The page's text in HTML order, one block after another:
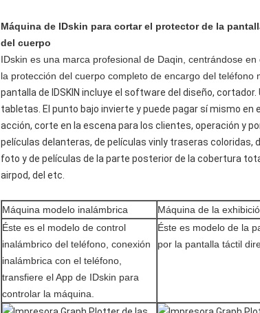
Máquina de IDskin para cortar el protector de la
del cuerpo
IDskin es una marca profesional de Daqin, centrándose
la protección del cuerpo completo de encargo del teléfono
pantalla de IDSKIN incluye el software del diseño,
tabletas. El punto bajo invierte y puede pagar sí mismo en
acción, corte en la escena para los clientes, operación y
películas delanteras, de películas vinly traseras
foto y de películas de la parte posterior de la cobertura
airpod, del etc.
Máquina modelo inalámbrica
Máquina de la
Éste es el modelo de control
inalámbrico del teléfono, conexión
inalámbrica con el teléfono,
transfiere el App de IDskin para
controlar la máquina.
Éste es modelo de la
por la pantalla táctil